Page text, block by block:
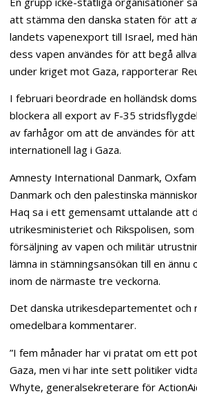
att stämma den danska staten för att
landets vapenexport till Israel, med
dess vapen användes för att begå
under kriget mot Gaza, rapporterar
I februari beordrade en holländsk
blockera all export av F-35
av farhågor om att de användes för
internationell lag i Gaza.
Amnesty International Danmark,
Danmark och den palestinska
Haq sa i ett gemensamt uttalande att
utrikesministeriet och Rikspolisen,
försäljning av vapen och militär
lämna in stämningsansökan till en
inom de närmaste tre veckorna.
Det danska utrikesdepartementet och
omedelbara kommentarer.
”I fem månader har vi pratat om ett
Gaza, men vi har inte sett politiker
Whyte, generalsekreterare för